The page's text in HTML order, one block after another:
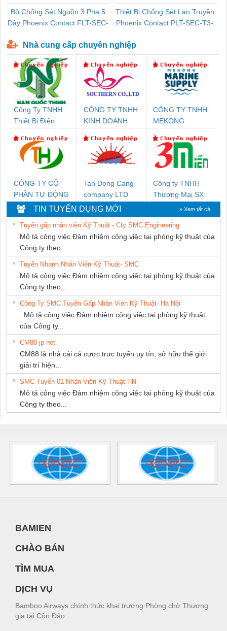
Bộ Chống Sét Nguồn 3 Pha 5
Dây Phoenix Contact FLT-SEC-
Thiết Bị Chống Sét Lan Truyền
Phoenix Contact PLT-SEC-T3-
Nhà cung cấp chuyên nghiệp
Công Ty TNHH
Thiết Bị Điện
CÔNG TY TNHH
KINH DOANH
PHƯƠNG NAM
CÔNG TY TNHH
MEKONG
SUPPLY
CÔNG TY CỔ
PHẦN TỰ ĐỘNG
TIẾN HƯNG
Tan Dong Cang
company LTD
Công ty TNHH
Thương Mại SX
TIN TUYỂN DỤNG MỚI » Xem tất cả
Tuyển gấp nhân viên Kỹ Thuật - Cty SMC Engineering
Mô tả công việc Đảm nhiệm công việc tại phòng kỹ thuật của
Công ty theo...
Tuyển Nhanh Nhân Viên Kỹ Thuật- SMC
Mô tả công việc Đảm nhiệm công việc tại phòng kỹ thuật của
Công ty theo...
Công Ty SMC Tuyển Gấp Nhân Viên Kỹ Thuật- Hà Nội
Mô tả công việc Đảm nhiệm công việc tại phòng kỹ thuật
của Công ty...
CM88 jp net
CM88 là nhà cái cá cược trực tuyến uy tín, sở hữu thế giới
giải trí hiện...
SMC Tuyển 01 Nhân Viên Kỹ Thuật-HN
Mô tả công việc Đảm nhiệm công việc tại phòng kỹ thuật của
Công ty theo...
BAMIEN
CHÀO BÁN
TÌM MUA
DỊCH VỤ
Bamboo Airways chính thức khai trương Phòng chờ Thương
gia tại Côn Đảo